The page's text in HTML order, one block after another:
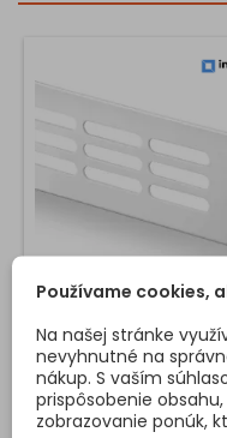
VETRACIA MRIEŽKA
BIELA LAKOVANÁ
Vetracia mriežka
hliníku a dostupná vo
60 , 80 , 100 , 130 a 150
Veľkosť montážneho
Používame cookies,
Na našej stránke
nevyhnutné na
nákup. S vaším
prispôsobenie
zobrazovanie ponúk,